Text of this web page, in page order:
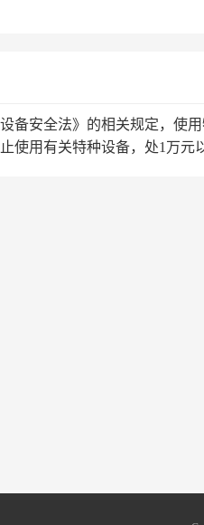
备安全法》的相关规定，使
使用有关特种设备，处1万元